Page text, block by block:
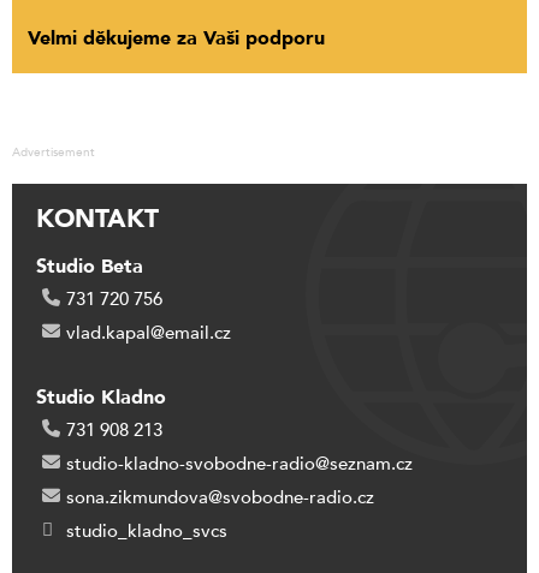
Velmi děkujeme za Vaši podporu
Advertisement
KONTAKT
Studio Beta
731 720 756
vlad.kapal@email.cz
Studio Kladno
731 908 213
studio-kladno-svobodne-radio@seznam.cz
sona.zikmundova@svobodne-radio.cz
studio_kladno_svcs